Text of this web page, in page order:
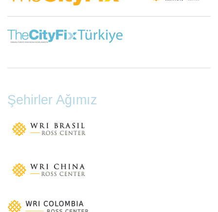
Şehirler Ağımız